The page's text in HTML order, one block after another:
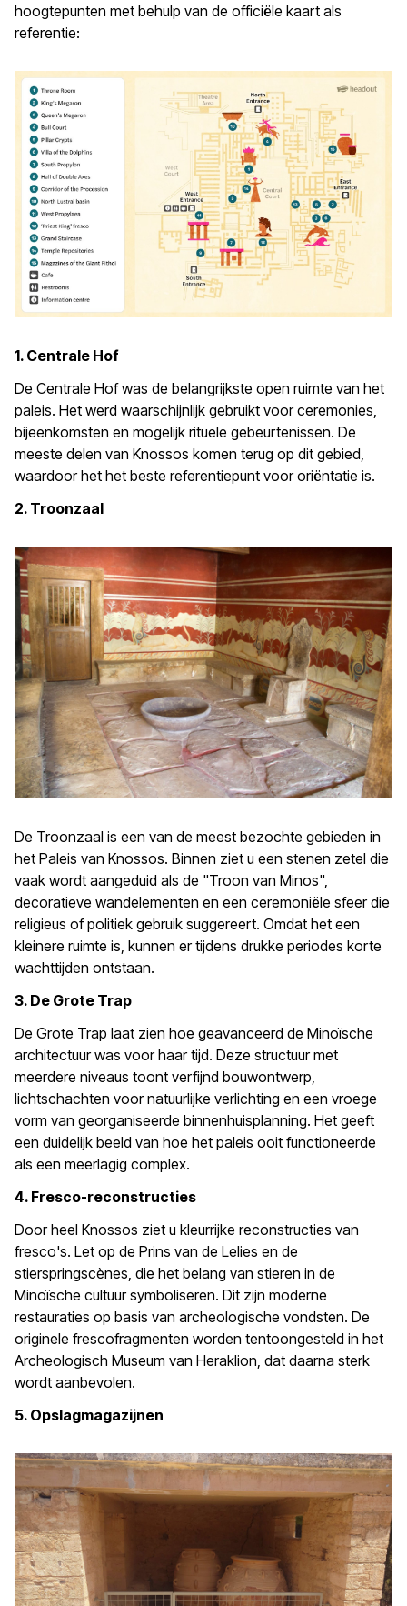
hoogtepunten met behulp van de officiële kaart als
referentie:
1. Centrale Hof
De Centrale Hof was de belangrijkste open ruimte van het
paleis. Het werd waarschijnlijk gebruikt voor ceremonies,
bijeenkomsten en mogelijk rituele gebeurtenissen. De
meeste delen van Knossos komen terug op dit gebied,
waardoor het het beste referentiepunt voor oriëntatie is.
2. Troonzaal
De Troonzaal is een van de meest bezochte gebieden in
het Paleis van Knossos. Binnen ziet u een stenen zetel die
vaak wordt aangeduid als de "Troon van Minos",
decoratieve wandelementen en een ceremoniële sfeer die
religieus of politiek gebruik suggereert. Omdat het een
kleinere ruimte is, kunnen er tijdens drukke periodes korte
wachttijden ontstaan.
3. De Grote Trap
De Grote Trap laat zien hoe geavanceerd de Minoïsche
architectuur was voor haar tijd. Deze structuur met
meerdere niveaus toont verfijnd bouwontwerp,
lichtschachten voor natuurlijke verlichting en een vroege
vorm van georganiseerde binnenhuisplanning. Het geeft
een duidelijk beeld van hoe het paleis ooit functioneerde
als een meerlagig complex.
4. Fresco-reconstructies
Door heel Knossos ziet u kleurrijke reconstructies van
fresco's. Let op de Prins van de Lelies en de
stierspringscènes, die het belang van stieren in de
Minoïsche cultuur symboliseren. Dit zijn moderne
restauraties op basis van archeologische vondsten. De
originele frescofragmenten worden tentoongesteld in het
Archeologisch Museum van Heraklion, dat daarna sterk
wordt aanbevolen.
5. Opslagmagazijnen